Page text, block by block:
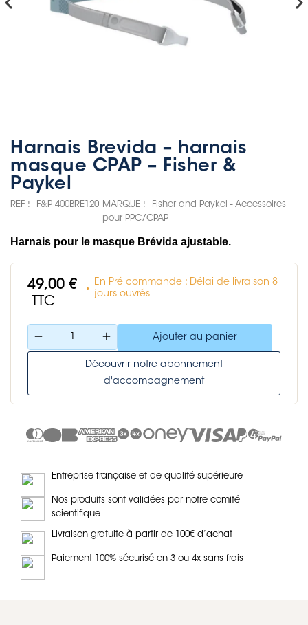
Harnais Brevida – harnais
masque CPAP – Fisher &
Paykel
REF : F&P 400BRE120 MARQUE :
Fisher and Paykel - Accessoires
pour PPC/CPAP
Harnais pour le masque Brévida ajustable.
49,00 €
TTC
En Pré commande : Délai de livraison 8
jours ouvrés
remove add Ajouter au panier
Découvrir notre abonnement
d'accompagnement
Entreprise française et de qualité supérieure
Nos produits sont validées par notre comité
scientifique
Livraison gratuite à partir de 100€ d’achat
Paiement 100% sécurisé en 3 ou 4x sans frais